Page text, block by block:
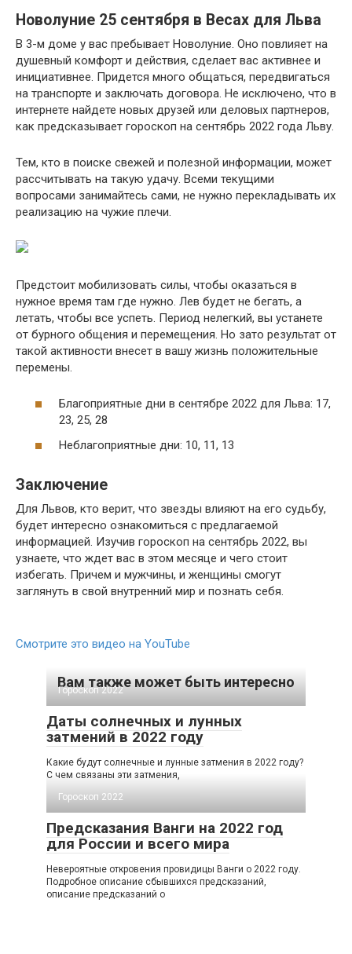
Новолуние 25 сентября в Весах для Льва
В 3-м доме у вас пребывает Новолуние. Оно повлияет на
душевный комфорт и действия, сделает вас активнее и
инициативнее. Придется много общаться, передвигаться
на транспорте и заключать договора. Не исключено, что в
интернете найдете новых друзей или деловых партнеров,
как предсказывает гороскоп на сентябрь 2022 года Льву.
Тем, кто в поиске свежей и полезной информации, может
рассчитывать на такую удачу. Всеми текущими
вопросами занимайтесь сами, не нужно перекладывать их
реализацию на чужие плечи.
Предстоит мобилизовать силы, чтобы оказаться в
нужное время там где нужно. Лев будет не бегать, а
летать, чтобы все успеть. Период нелегкий, вы устанете
от бурного общения и перемещения. Но зато результат от
такой активности внесет в вашу жизнь положительные
перемены.
Благоприятные дни в сентябре 2022 для Льва: 17,
23, 25, 28
Неблагоприятные дни: 10, 11, 13
Заключение
Для Львов, кто верит, что звезды влияют на его судьбу,
будет интересно ознакомиться с предлагаемой
информацией. Изучив гороскоп на сентябрь 2022, вы
узнаете, что ждет вас в этом месяце и чего стоит
избегать. Причем и мужчины, и женщины смогут
заглянуть в свой внутренний мир и познать себя.
Смотрите это видео на YouTube
Вам также может быть интересно
Гороскоп 2022
Даты солнечных и лунных
затмений в 2022 году
Какие будут солнечные и лунные затмения в 2022 году?
С чем связаны эти затмения,
Гороскоп 2022
Предсказания Ванги на 2022 год
для России и всего мира
Невероятные откровения провидицы Ванги о 2022 году.
Подробное описание сбывшихся предсказаний,
описание предсказаний о